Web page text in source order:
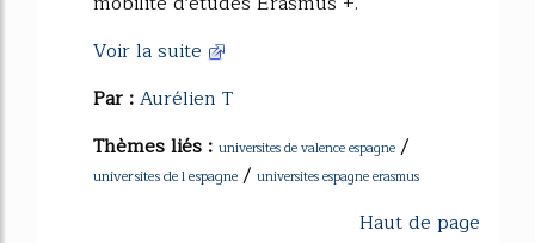
Voir la suite
Par :Aurélien T
Thèmes liés : universites de valence espagne /
universites de l espagne / universites espagne erasmus
Haut de page